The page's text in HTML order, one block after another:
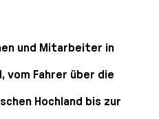
und Mitarbeiter in
vom Fahrer über die
Hochland bis zur